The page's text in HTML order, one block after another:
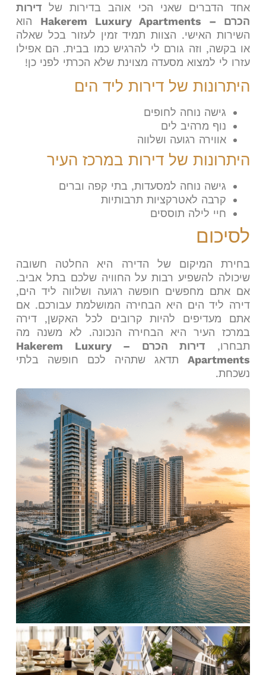
אחד הדברים שאני הכי אוהב בדירות שלדירות
הכרם – Hakerem Luxury Apartments
הוא
השירות האישי. הצוות תמיד זמין לעזור בכל שאלה
או בקשה, וזה גורם לי להרגיש כמו בבית. הם אפילו
עזרו לי למצוא מסעדה מצוינת שלא הכרתי לפני כן!
היתרונות של דירות ליד הים
גישה נוחה לחופים
נוף מרהיב לים
אווירה רגועה ושלווה
היתרונות של דירות במרכז העיר
גישה נוחה למסעדות, בתי קפה וברים
קרבה לאטרקציות תרבותיות
חיי לילה תוססים
לסיכום
בחירת המיקום של הדירה היא החלטה חשובה
שיכולה להשפיע רבות על החוויה שלכם בתל אביב.
אם אתם מחפשים חופשה רגועה ושלווה ליד הים,
דירה ליד הים היא הבחירה המושלמת עבורכם. אם
אתם מעדיפים להיות קרובים לכל האקשן, דירה
במרכז העיר היא הבחירה הנכונה. לא משנה מה
תבחרו,
דירות הכרם – Hakerem Luxury
Apartmentsתדאג שתהיה לכם חופשה בלתי
נשכחת.